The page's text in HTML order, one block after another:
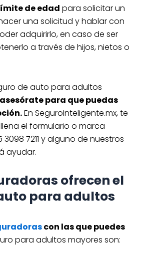
de edad para solicitar un
una solicitud y hablar con
adquirirlo, en caso de ser
a través de hijos, nietos o
de auto para adultos
asesórate para que puedas
En SeguroInteligente.mx, te
el formulario o marca
7211 y alguno de nuestros
ayudar.
ofrecen el
para adultos
con las que puedes
para adultos mayores son: